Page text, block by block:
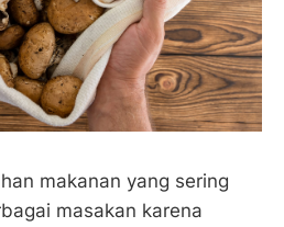
makanan yang sering
masakan karena